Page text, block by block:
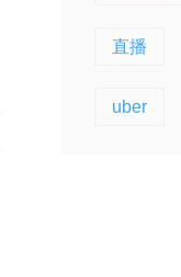
直播
uber